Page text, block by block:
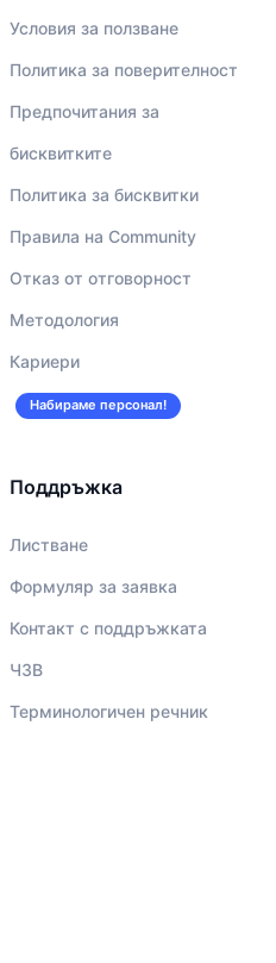
Условия за ползване
Политика за поверителност
Предпочитания за
бисквитките
Политика за бисквитки
Правила на Community
Отказ от отговорност
Методология
Кариери
Набираме персонал!
Поддръжка
Листване
Формуляр за заявка
Контакт с поддръжката
ЧЗВ
Терминологичен речник